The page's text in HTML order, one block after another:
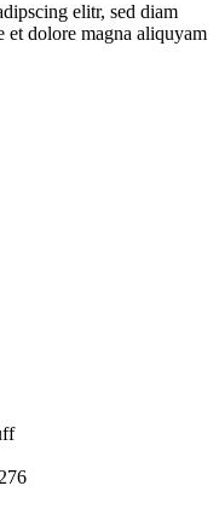
elitr, sed diam
dolore magna aliquyam